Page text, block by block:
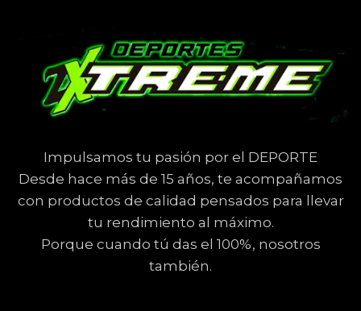
Impulsamos tu pasión por el DEPORTE
Desde hace más de 15 años, te acompañamos
con productos de calidad pensados para llevar
tu rendimiento al máximo.
Porque cuando tú das el 100%, nosotros
también.